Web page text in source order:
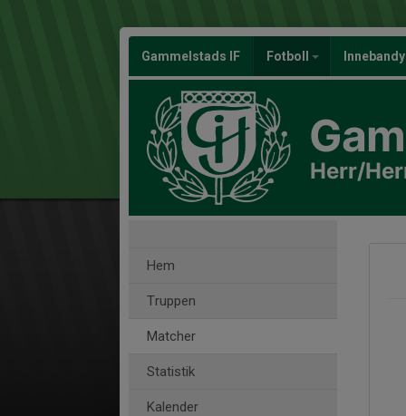
Gammelstads IF Fotboll
Herr/
Hem
Truppen
Matcher
Statistik
Kalender